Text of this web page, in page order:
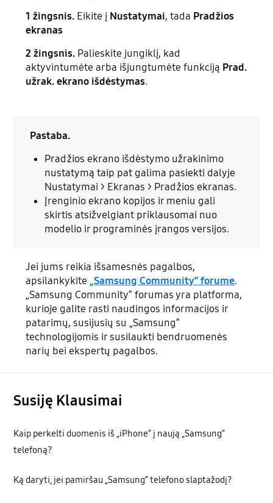
1 žingsnis. Eikite į Nustatymai, tada Pradžios
ekranas
2 žingsnis. Palieskite jungiklį, kad
aktyvintumėte arba išjungtumėte funkciją Prad.
užrak. ekrano išdėstymas.
Pastaba.
Pradžios ekrano išdėstymo užrakinimo
nustatymą taip pat galima pasiekti dalyje
Nustatymai > Ekranas > Pradžios ekranas.
Įrenginio ekrano kopijos ir meniu gali
skirtis atsižvelgiant priklausomai nuo
modelio ir programinės įrangos versijos.
Jei jums reikia išsamesnės pagalbos,
apsilankykite „Samsung Community“ forume.
„Samsung Community“ forumas yra platforma,
kurioje galite rasti naudingos informacijos ir
patarimų, susijusių su „Samsung“
technologijomis ir susilaukti bendruomenės
narių bei ekspertų pagalbos.
Susiję Klausimai
Kaip perkelti duomenis iš „iPhone“ į naują „Samsung“
telefoną?
Ką daryti, jei pamiršau „Samsung“ telefono slaptažodį?